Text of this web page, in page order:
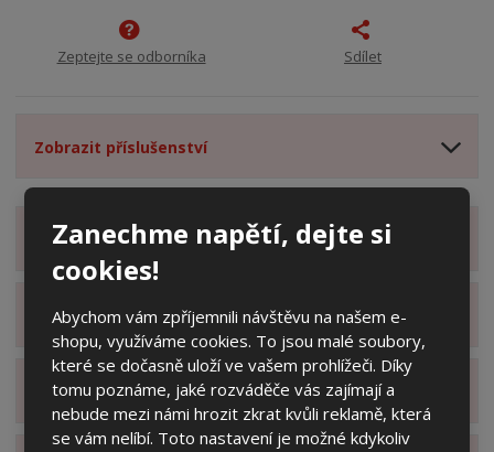
Zanechme napětí, dejte si
cookies!
Abychom vám zpříjemnili návštěvu na našem e-
shopu, využíváme cookies. To jsou malé soubory,
které se dočasně uloží ve vašem prohlížeči. Díky
tomu poznáme, jaké rozváděče vás zajímají a
nebude mezi námi hrozit zkrat kvůli reklamě, která
se vám nelíbí. Toto nastavení je možné kdykoliv
Zeptejte se odborníka Sdílet
Zobrazit příslušenství
Zobrazit detailní popis
Zobrazit specifikační body
Zobrazit technické parametry